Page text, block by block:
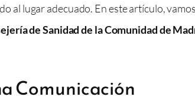
al lugar adecuado. En este artículo,
de Sanidad de la Comunidad de
Comunicación